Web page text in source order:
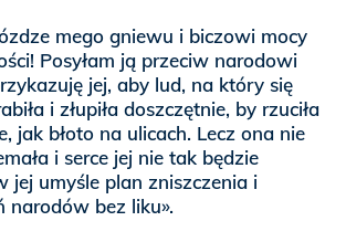
mego gniewu i biczowi mocy
Posyłam ją przeciw narodowi
jej, aby lud, na który się
i złupiła doszczętnie, by rzuciła
jak błoto na ulicach. Lecz ona nie
i serce jej nie tak będzie
jej umyśle plan zniszczenia i
narodów bez liku».